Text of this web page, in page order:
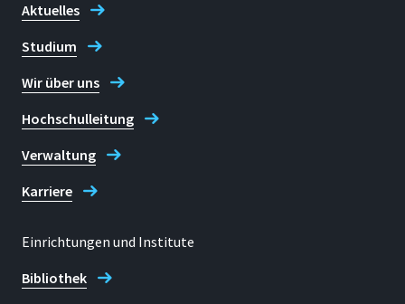
Aktuelles
Studium
Wir über uns
Hochschulleitung
Verwaltung
Karriere
Einrichtungen und Institute
Bibliothek